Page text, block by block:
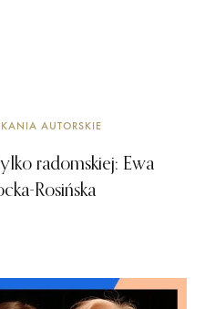
AUTORSKIE
radomskiej: Ewa
Rosińska